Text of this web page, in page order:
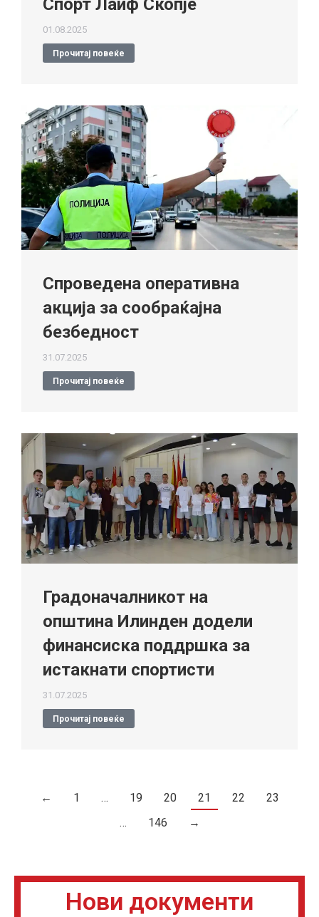
Спорт Лаиф Скопје
01.08.2025
Прочитај повеќе
Спроведена оперативна
акција за сообраќајна
безбедност
31.07.2025
Прочитај повеќе
Градоначалникот на
општина Илинден додели
финансиска поддршка за
истакнати спортисти
31.07.2025
Прочитај повеќе
← 1 … 19 20 21 22
23
…
146 →
Нови документи